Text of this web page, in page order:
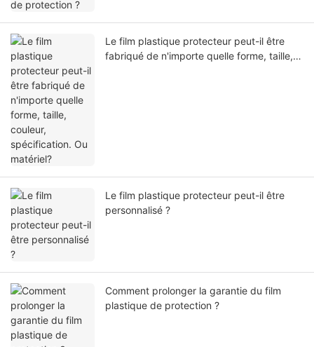
Le film plastique protecteur peut-il être
fabriqué de n'importe quelle forme, taille,
Le film plastique protecteur peut-il être
personnalisé ?
Comment prolonger la garantie du film
plastique de protection ?